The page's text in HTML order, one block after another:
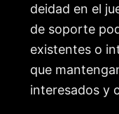
deidad en el
de soporte
existentes o
que
interesados y